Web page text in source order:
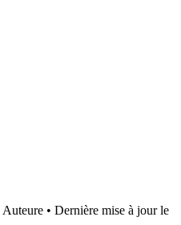
Auteure • Dernière mise à jour le